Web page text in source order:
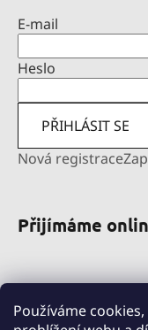
Používáme
E-mail
Heslo
PŘIHLÁSIT SE
Nová registrace
Přijímáme